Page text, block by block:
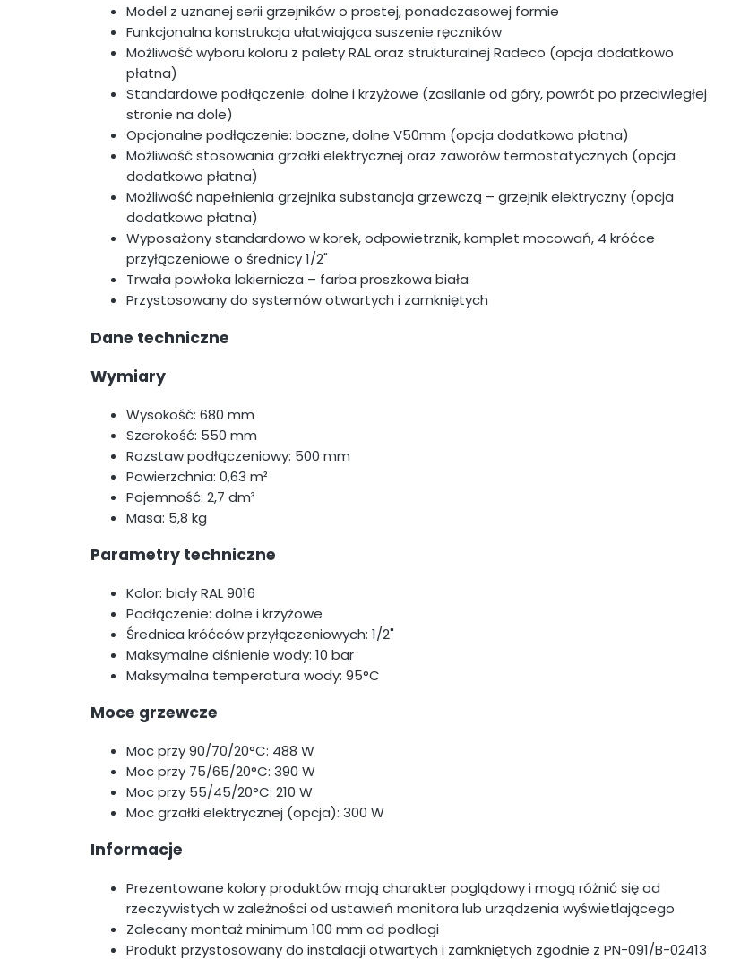
Model z uznanej serii grzejników o prostej, ponadczasowej formie
Funkcjonalna konstrukcja ułatwiająca suszenie ręczników
Możliwość wyboru koloru z palety RAL oraz strukturalnej Radeco (opcja dodatkowo
płatna)
Standardowe podłączenie: dolne i krzyżowe (zasilanie od góry, powrót po przeciwległej
stronie na dole)
Opcjonalne podłączenie: boczne, dolne V50mm (opcja dodatkowo płatna)
Możliwość stosowania grzałki elektrycznej oraz zaworów termostatycznych (opcja
dodatkowo płatna)
Możliwość napełnienia grzejnika substancja grzewczą – grzejnik elektryczny (opcja
dodatkowo płatna)
Wyposażony standardowo w korek, odpowietrznik, komplet mocowań, 4 króćce
przyłączeniowe o średnicy 1/2"
Trwała powłoka lakiernicza – farba proszkowa biała
Przystosowany do systemów otwartych i zamkniętych
Dane techniczne
Wymiary
Wysokość: 680 mm
Szerokość: 550 mm
Rozstaw podłączeniowy: 500 mm
Powierzchnia: 0,63 m²
Pojemność: 2,7 dm³
Masa: 5,8 kg
Parametry techniczne
Kolor: biały RAL 9016
Podłączenie: dolne i krzyżowe
Średnica króćców przyłączeniowych: 1/2"
Maksymalne ciśnienie wody: 10 bar
Maksymalna temperatura wody: 95°C
Moce grzewcze
Moc przy 90/70/20°C: 488 W
Moc przy 75/65/20°C: 390 W
Moc przy 55/45/20°C: 210 W
Moc grzałki elektrycznej (opcja): 300 W
Informacje
Prezentowane kolory produktów mają charakter poglądowy i mogą różnić się od
rzeczywistych w zależności od ustawień monitora lub urządzenia wyświetlającego
Zalecany montaż minimum 100 mm od podłogi
Produkt przystosowany do instalacji otwartych i zamkniętych zgodnie z PN-091/B-02413